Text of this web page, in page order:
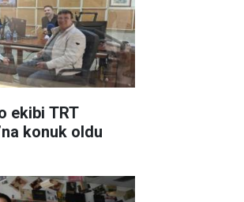
ekibi TRT
konuk oldu